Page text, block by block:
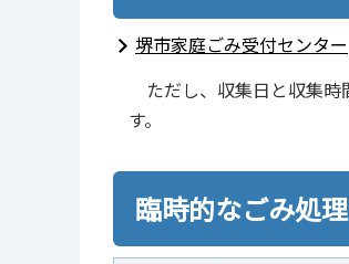
堺市家庭ごみ受付センター
ただし、収集日と収集時
す。
臨時的なごみ処